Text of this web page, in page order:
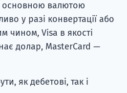
основною валютою
у разі конвертації або
чином, Visa в якості
долар, MasterCard —
як дебетові, так і